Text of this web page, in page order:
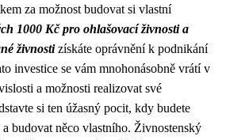
za možnost budovat si vlastní
1000 Kč pro ohlašovací živnosti a
živnostizískáte oprávnění k podnikání
investice se vám mnohonásobně vrátí v
a možnosti realizovat své
si ten úžasný pocit, kdy budete
budovat něco vlastního. Živnostenský